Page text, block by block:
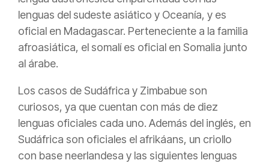
lenguas del sudeste asiático y Oceanía, y es
oficial en Madagascar. Perteneciente a la familia
afroasiática, el somalí es oficial en Somalia junto
al árabe.
Los casos de Sudáfrica y Zimbabue son
curiosos, ya que cuentan con más de diez
lenguas oficiales cada uno. Además del inglés, en
Sudáfrica son oficiales el afrikáans, un criollo
con base neerlandesa y las siguientes lenguas